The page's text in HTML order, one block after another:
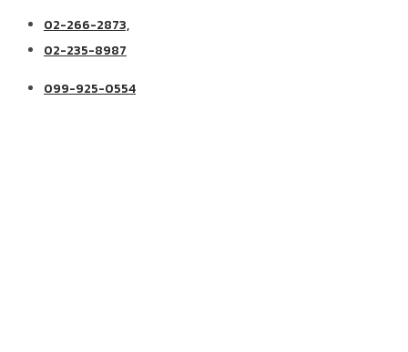
02-266-2873,
02-235-8987
099-925-0554